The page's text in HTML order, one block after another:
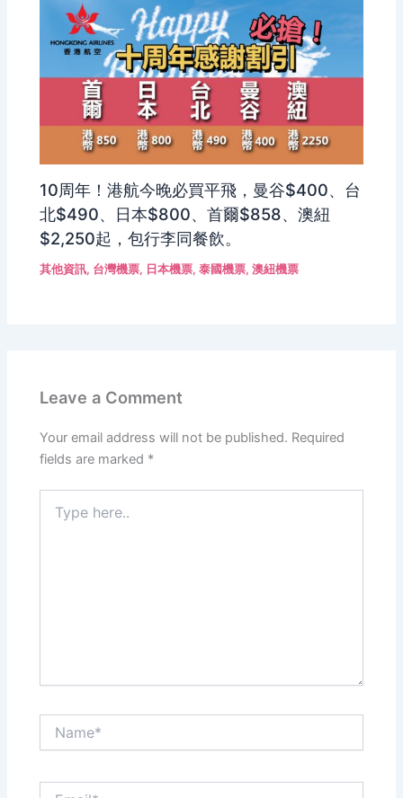
10周年！港航今晚必買平飛，曼谷$400、台
北$490、日本$800、首爾$858、澳紐
$2,250起，包行李同餐飲。
其他資訊, 台灣機票, 日本機票,泰國機票,澳紐機票
Leave a Comment
Your email address will not be published. Required
fields are marked *
here..